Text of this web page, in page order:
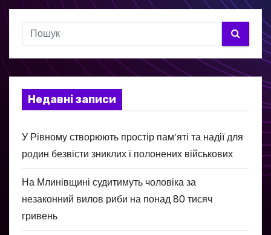
Недавні записи
У Рівному створюють простір пам’яті та надії для
родин безвісти зниклих і полонених військових
На Млинівщині судитимуть чоловіка за
незаконний вилов риби на понад 80 тисяч
гривень